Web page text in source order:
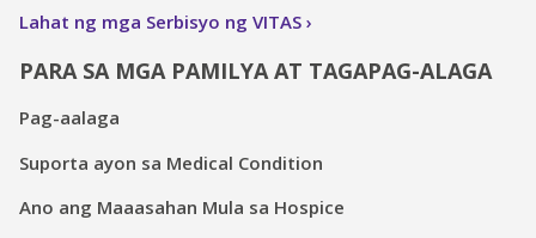
Lahat ng mga Serbisyo ng VITAS
PARA SA MGA PAMILYA AT TAGAPAG-ALAGA
Pag-aalaga
Suporta ayon sa Medical Condition
Ano ang Maaasahan Mula sa Hospice